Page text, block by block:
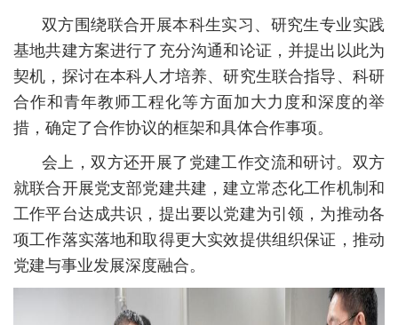
双方围绕联合开展本科生实习、研究生专业实践
基地共建方案进行了充分沟通和论证，并提出以此为
契机，探讨在本科人才培养、研究生联合指导、科研
合作和青年教师工程化等方面加大力度和深度的举
措，确定了合作协议的框架和具体合作事项。
会上，双方还开展了党建工作交流和研讨。双方
就联合开展党支部党建共建，建立常态化工作机制和
工作平台达成共识，提出要以党建为引领，为推动各
项工作落实落地和取得更大实效提供组织保证，推动
党建与事业发展深度融合。